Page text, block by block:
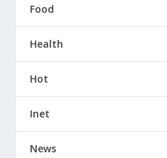
Food
Health
Hot
Inet
News